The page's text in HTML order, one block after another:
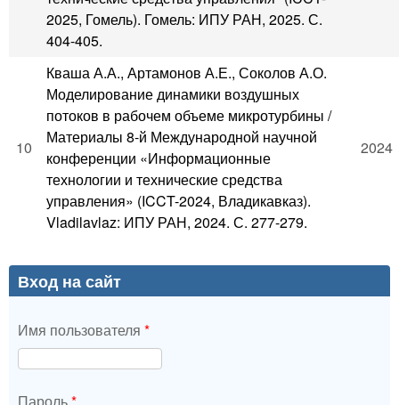
2025, Гомель). Гомель: ИПУ РАН, 2025. С.
404-405.
10
Кваша А.А., Артамонов А.Е., Соколов А.О.
Моделирование динамики воздушных
потоков в рабочем объеме микротурбины /
Материалы 8-й Международной научной
конференции «Информационные
технологии и технические средства
управления» (ICCT-2024, Владикавказ).
Vladilavlaz: ИПУ РАН, 2024. С. 277-279.
2024
Вход на сайт
Имя пользователя *
Пароль*